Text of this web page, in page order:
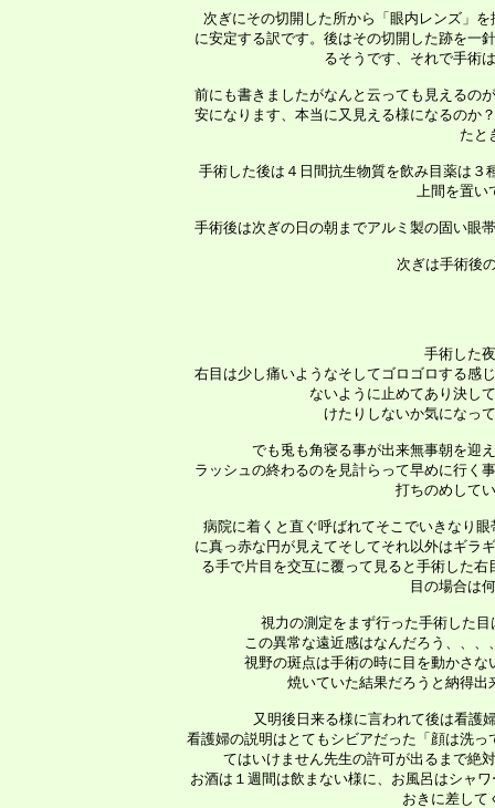
次ぎにその切開した所から「眼内レンズ」
に安定する訳です。後はその切開した跡を一
るそうです、それで手術
前にも書きましたがなんと云っても見えるの
安になります、本当に又見える様になるのか
たと
手術した後は４日間抗生物質を飲み目薬は３
上間を置い
手術後は次ぎの日の朝までアルミ製の固い眼
次ぎは手術後
手術した
右目は少し痛いようなそしてゴロゴロする感
ないように止めてあり決し
けたりしないか気になっ
でも兎も角寝る事が出来無事朝を迎
ラッシュの終わるのを見計らって早めに行く
打ちのめして
病院に着くと直ぐ呼ばれてそこでいきなり
に真っ赤な円が見えてそしてそれ以外はギラ
る手で片目を交互に覆って見ると手術した
目の場合は
視力の測定をまず行った手術した
この異常な遠近感はなんだろう、、
視野の斑点は手術の時に目を動かさ
焼いていた結果だろうと納得
又明後日来る様に言われて後は看護
看護婦の説明はとてもシビアだった「顔は洗
てはいけません先生の許可が出るまで絶
お酒は１週間は飲まない様に、お風呂はシャ
おきに差して